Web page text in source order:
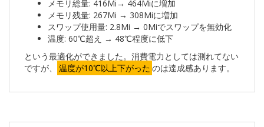
メモリ総量: 416Mi→ 464Miに増加
メモリ残量: 267Mi → 308Miに増加
スワップ使用量: 2.8Mi → 0Miでスワップを無効化
温度: 60℃超え → 48℃程度に低下
という最適化ができました。消費電力としては測れてない
ですが、
温度が10℃以上下がった のは達成感あります。